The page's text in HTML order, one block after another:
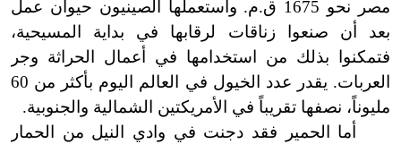
مصر نحو 1675 ق.م. واستعملها الصينيون حيوان عمل
بعد أن صنعوا زناقات لرقابها في بداية المسيحية،
فتمكنوا بذلك من استخدامها في أعمال الحراثة وجر
العربات. يقدر عدد الخيول في العالم اليوم بأكثر من 60
مليوناً، نصفها تقريباً في الأمريكتين الشمالية والجنوبية.
أما الحمير فقد دجنت في وادي النيل من الحمار